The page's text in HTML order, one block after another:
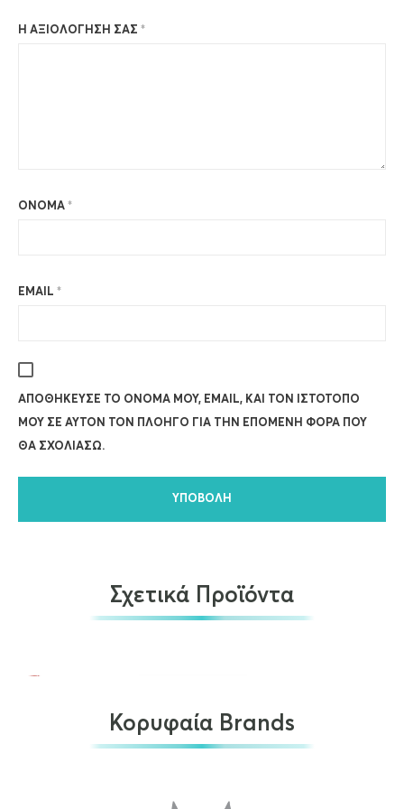
Η ΑΞΙΟΛΌΓΗΣΉ ΣΑΣ *
ΌΝΟΜΑ *
EMAIL *
ΑΠΟΘΉΚΕΥΣΕ ΤΟ ΌΝΟΜΆ ΜΟΥ, EMAIL, ΚΑΙ ΤΟΝ ΙΣΤΌΤΟΠΟ
ΜΟΥ ΣΕ ΑΥΤΌΝ ΤΟΝ ΠΛΟΗΓΌ ΓΙΑ ΤΗΝ ΕΠΌΜΕΝΗ ΦΟΡΆ ΠΟΥ
ΘΑ ΣΧΟΛΙΆΣΩ.
Σχετικά Προϊόντα
Κορυφαία Brands